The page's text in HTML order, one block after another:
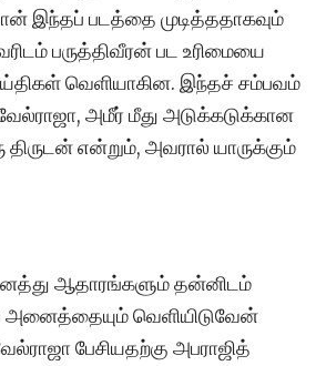
இந்தப் படத்தை முடித்ததாகவும்
பருத்திவீரன் பட உரிமையை
வெளியாகின. இந்தச் சம்பவம்
அமீர் மீது அடுக்கடுக்கான
என்றும், அவரால் யாருக்கும்
ஆதாரங்களும் தன்னிடம்
அனைத்தையும் வெளியிடுவேன்
பேசியதற்கு அபராஜித்